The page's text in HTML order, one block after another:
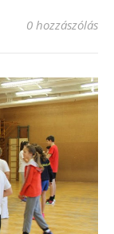
0 hozzászólás